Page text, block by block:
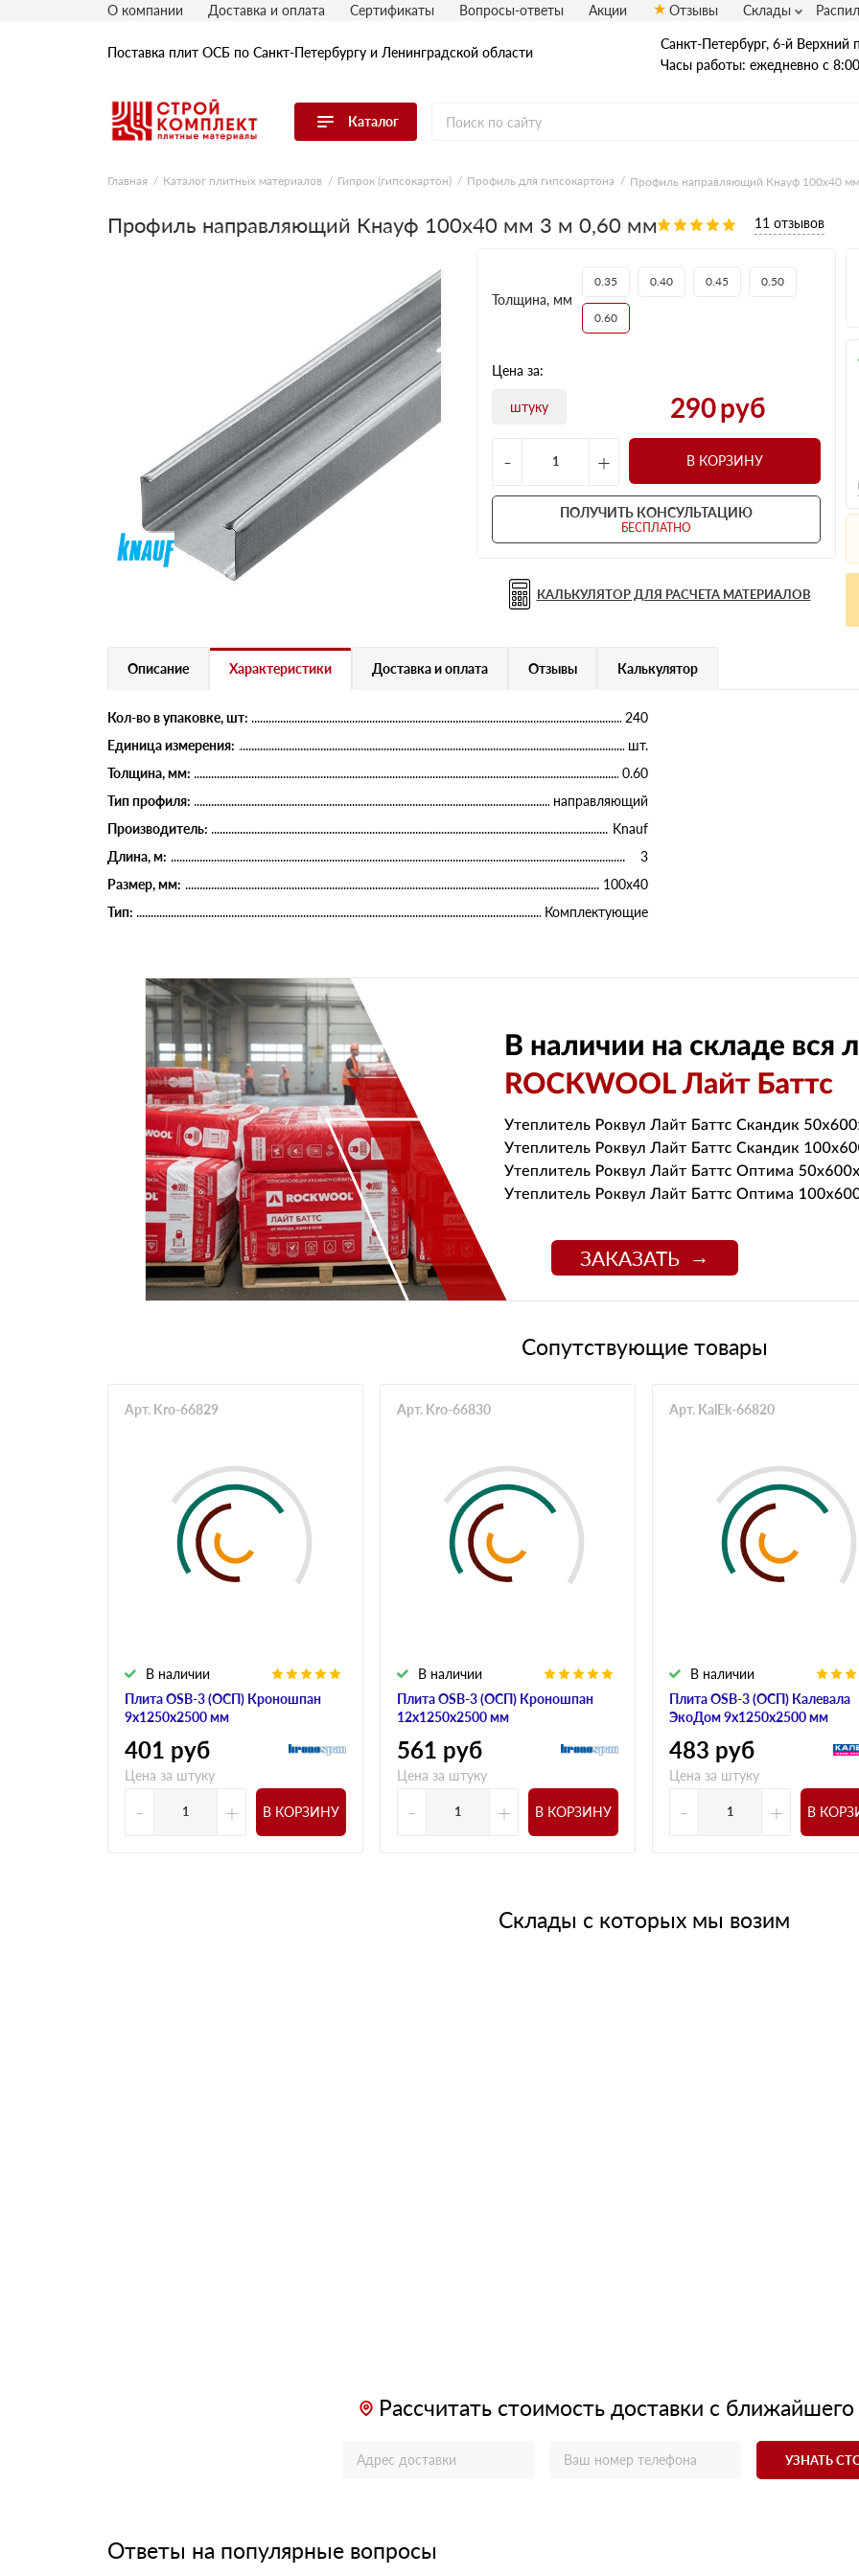
Поставка плит ОСБ по Санкт-Петербургу и Ленинградской области
Санкт-Петербург, 6-й Верхний
Часы работы: ежедневно с
Каталог
Перейти в каталог
OSB плиты
OSB плиты
Калевала ЭкоДом
О компании Доставка и оплата Сертификаты Вопросы-ответы Акции Отзывы Склады Распил
Главная Каталог плитных материалов Гипрок (гипсокартон) Профиль для гипсокартона Профиль направляющий Кнауф 100х40
Профиль направляющий Кнауф 100х40 мм 3 м 0,60 мм 11 отзывов
Толщина, мм
0.35 0.40 0.45 0.50
0.60
Цена за:
штуку 290руб
- + В КОРЗИНУ
ПОЛУЧИТЬ КОНСУЛЬТАЦИЮ
БЕСПЛАТНО
КАЛЬКУЛЯТОР ДЛЯ РАСЧЕТА МАТЕРИАЛОВ
Описание Характеристики Доставка и оплата Отзывы Калькулятор
Кол-во в упаковке, шт:
240
Единица измерения:
шт.
Толщина, мм:
0.60
Тип профиля:
направляющий
Производитель:
Knauf
Длина, м:
3
Размер, мм:
100х40
Тип:
Комплектующие
ЗАКАЗАТЬ
Сопутствующие товары
Плита OSB-3 (ОСП) Кроношпан
9х1250х2500 мм
В наличии
Арт. Kro-66829
401 руб
Цена за штуку
- + В КОРЗИНУ
Плита OSB-3 (ОСП) Кроношпан
12х1250х2500 мм
В наличии
Арт. Kro-66830
561 руб
Цена за штуку
- + В КОРЗИНУ
Плита OSB-3 (ОСП) Калевала
ЭкоДом 9х1250х2500 мм
В наличии
Арт. KalEk-66820
483 руб
Цена за штуку
- + В
Склады с которых мы возим
Рассчитать стоимость доставки с ближайшего
УЗНАТЬ
Ответы на популярные вопросы